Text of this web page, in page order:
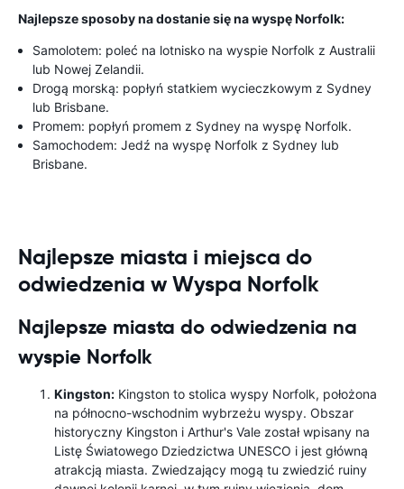
Najlepsze sposoby na dostanie się na wyspę Norfolk:
Samolotem: poleć na lotnisko na wyspie Norfolk z Australii
lub Nowej Zelandii.
Drogą morską: popłyń statkiem wycieczkowym z Sydney
lub Brisbane.
Promem: popłyń promem z Sydney na wyspę Norfolk.
Samochodem: Jedź na wyspę Norfolk z Sydney lub
Brisbane.
Najlepsze miasta i miejsca do
odwiedzenia w Wyspa Norfolk
Najlepsze miasta do odwiedzenia na
wyspie Norfolk
Kingston: Kingston to stolica wyspy Norfolk, położona
na północno-wschodnim wybrzeżu wyspy. Obszar
historyczny Kingston i Arthur's Vale został wpisany na
Listę Światowego Dziedzictwa UNESCO i jest główną
atrakcją miasta. Zwiedzający mogą tu zwiedzić ruiny